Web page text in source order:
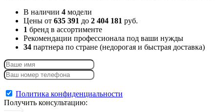
В наличии 4 модели
Цены от 635 391 до 2 404 181 руб.
1 бренд в ассортименте
Рекомендации профессионала под ваши нужды
34 партнера по стране (недорогая и быстрая доставка)
Политика конфиденциальности
Получить консультацию: